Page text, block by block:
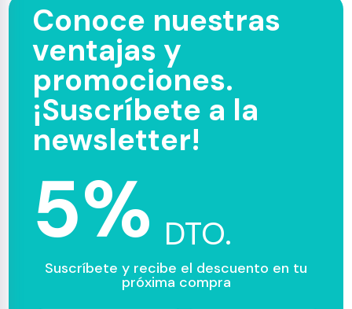
Conoce nuestras
ventajas y
promociones.
¡Suscríbete a la
newsletter!
5% DTO.
Suscríbete y recibe el descuento en tu
próxima compra